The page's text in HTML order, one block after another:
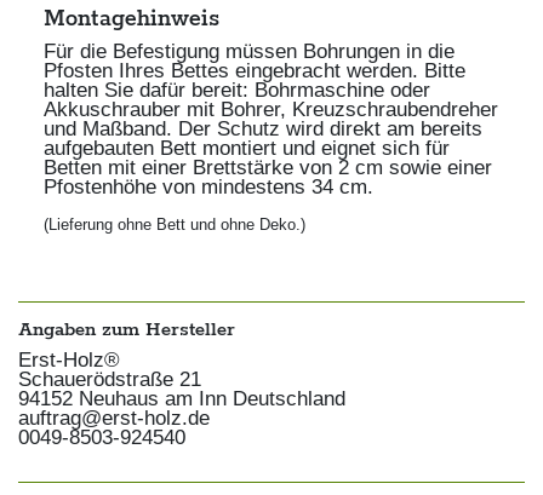
Montagehinweis
Für die Befestigung müssen Bohrungen in die
Pfosten Ihres Bettes eingebracht werden. Bitte
halten Sie dafür bereit: Bohrmaschine oder
Akkuschrauber mit Bohrer, Kreuzschraubendreher
und Maßband. Der Schutz wird direkt am bereits
aufgebauten Bett montiert und eignet sich für
Betten mit einer Brettstärke von 2 cm sowie einer
Pfostenhöhe von mindestens 34 cm.
(Lieferung ohne Bett und ohne Deko.)
Angaben zum Hersteller
Erst-Holz®
Schauerödstraße 21
94152 Neuhaus am Inn Deutschland
auftrag@erst-holz.de
0049-8503-924540